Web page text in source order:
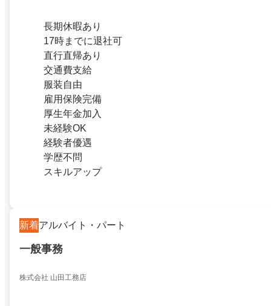
長期休暇あり
17時までに退社可
直行直帰あり
交通費支給
服装自由
雇用保険完備
厚生年金加入
未経験OK
経験者優遇
学歴不問
スキルアップ
新着アルバイト・パート
一般事務
株式会社 山田工務店